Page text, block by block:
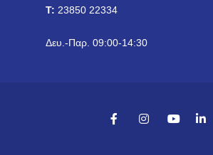
T: 23850 22334
Δευ.-Παρ. 09:00-14:30